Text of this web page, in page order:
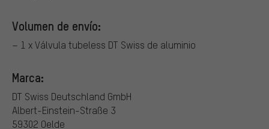
Volumen de envío:
– 1 x Válvula tubeless DT Swiss de aluminio
Marca:
DT Swiss Deutschland GmbH
Albert-Einstein-Straße 3
59302 Oelde